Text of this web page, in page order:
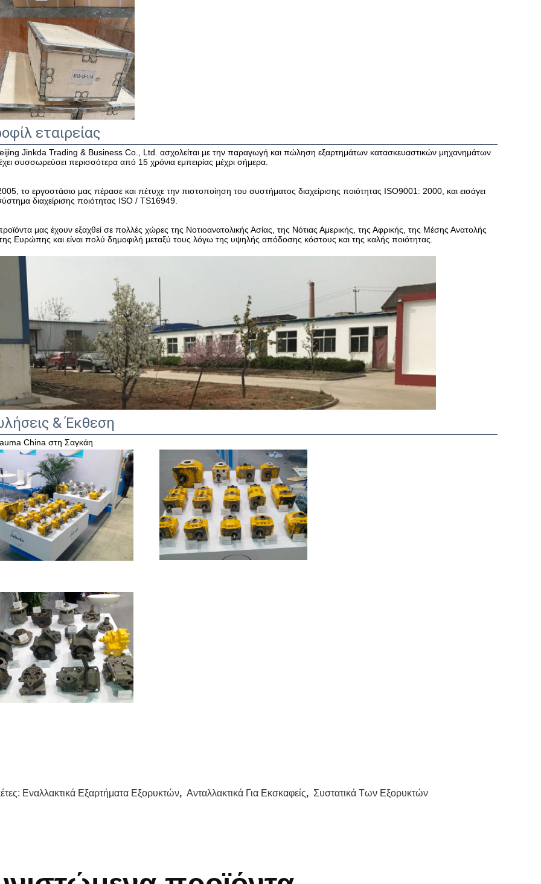
εταιρείας
Jinkda Trading & Business Co., Ltd. ασχολείται με την παραγωγή και πώληση εξαρτημάτων κατασκευαστικών μηχανημάτων
συσσωρεύσει περισσότερα από 15 χρόνια εμπειρίας μέχρι σήμερα.
το εργοστάσιο μας πέρασε και πέτυχε την πιστοποίηση του συστήματος διαχείρισης ποιότητας ISO9001: 2000, και εισάγει
διαχείρισης ποιότητας ISO / TS16949.
μας έχουν εξαχθεί σε πολλές χώρες της Νοτιοανατολικής Ασίας, της Νότιας Αμερικής, της Αφρικής, της Μέσης Ανατολής
Ευρώπης και είναι πολύ δημοφιλή μεταξύ τους λόγω της υψηλής απόδοσης κόστους και της καλής ποιότητας.
& Έκθεση
China στη Σαγκάη
Εναλλακτικά Εξαρτήματα Εξορυκτών, Ανταλλακτικά Για Εκσκαφείς, Συστατικά Των Εξορυκτών